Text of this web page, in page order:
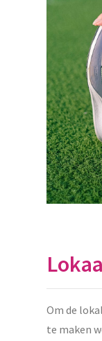
Om de
te maken